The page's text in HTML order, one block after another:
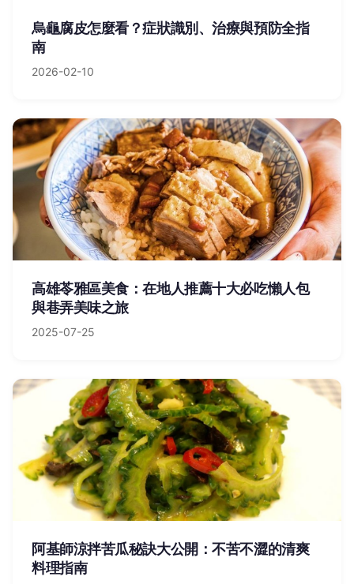
烏龜腐皮怎麼看？症狀識別、治療與預防全指
南
2026-02-10
高雄苓雅區美食：在地人推薦十大必吃懶人包
與巷弄美味之旅
2025-07-25
阿基師涼拌苦瓜秘訣大公開：不苦不澀的清爽
料理指南